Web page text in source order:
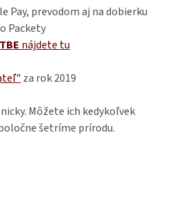
prevodom aj na dobierku
Packety
nájdete tu
za rok 2019
Môžete ich kedykoľvek
šetríme prírodu.